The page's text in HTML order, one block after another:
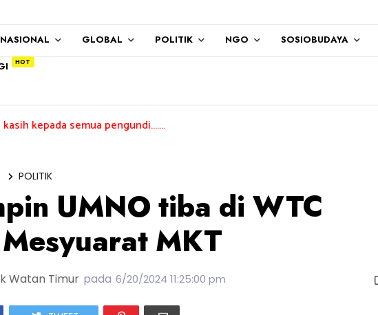
NASIONAL GLOBAL POLITIK NGO SOSIOBUDAYA
semua pengundi.......
POLITIK
UMNO tiba di WTC
MKT
Watan Timur pada 6/20/2024 11:25:00 pm